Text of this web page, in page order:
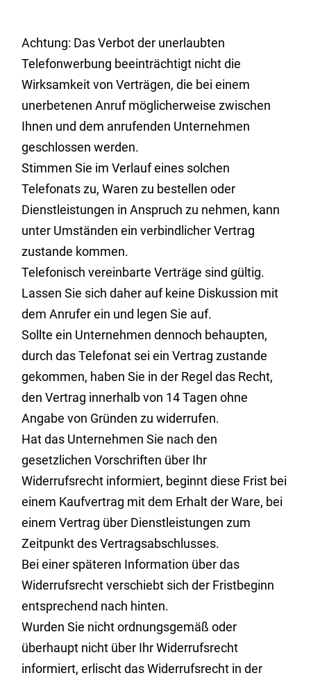
Achtung: Das Verbot der unerlaubten
Telefonwerbung beeinträchtigt nicht die
Wirksamkeit von Verträgen, die bei einem
unerbetenen Anruf möglicherweise zwischen
Ihnen und dem anrufenden Unternehmen
geschlossen werden.
Stimmen Sie im Verlauf eines solchen
Telefonats zu, Waren zu bestellen oder
Dienstleistungen in Anspruch zu nehmen, kann
unter Umständen ein verbindlicher Vertrag
zustande kommen.
Telefonisch vereinbarte Verträge sind gültig.
Lassen Sie sich daher auf keine Diskussion mit
dem Anrufer ein und legen Sie auf.
Sollte ein Unternehmen dennoch behaupten,
durch das Telefonat sei ein Vertrag zustande
gekommen, haben Sie in der Regel das Recht,
den Vertrag innerhalb von 14 Tagen ohne
Angabe von Gründen zu widerrufen.
Hat das Unternehmen Sie nach den
gesetzlichen Vorschriften über Ihr
Widerrufsrecht informiert, beginnt diese Frist bei
einem Kaufvertrag mit dem Erhalt der Ware, bei
einem Vertrag über Dienstleistungen zum
Zeitpunkt des Vertragsabschlusses.
Bei einer späteren Information über das
Widerrufsrecht verschiebt sich der Fristbeginn
entsprechend nach hinten.
Wurden Sie nicht ordnungsgemäß oder
überhaupt nicht über Ihr Widerrufsrecht
informiert, erlischt das Widerrufsrecht in der